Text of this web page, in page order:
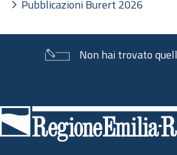
Pubblicazioni Burert 2026
Non hai trovato
di
pagina